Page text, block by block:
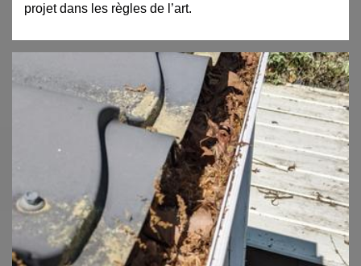
projet dans les règles de l’art.